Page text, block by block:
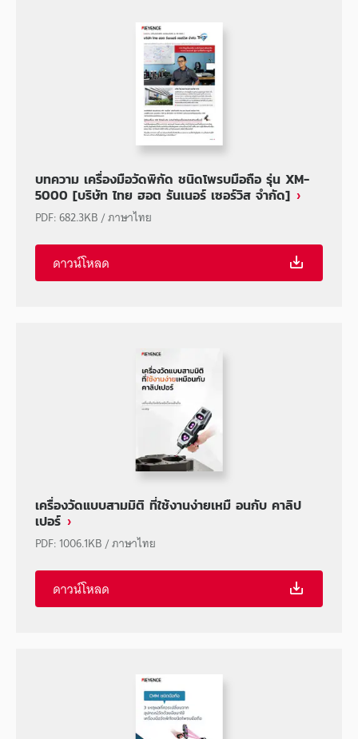
บทความ เครื่องมือวัดพิกัด ชนิดโพรบมือถือ รุ่น XM-
5000 [บริษัท ไทย ฮอต รันเนอร์ เซอร์วิส จำกัด]
PDF:682.3KB/ภาษาไทย
ดาวน์โหลด
เครื่องวัดแบบสามมิติ ที่ใช้งานง่ายเหมื อนกับ คาลิป
เปอร์
PDF: 1006.1KB/ภาษาไทย
ดาวน์โหลด